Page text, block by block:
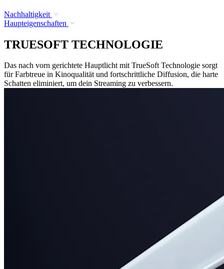
Nachhaltigkeit
Haupteigenschaften
TRUESOFT TECHNOLOGIE
Das nach vorn gerichtete Hauptlicht mit TrueSoft Technologie sorgt
für Farbtreue in Kinoqualität und fortschrittliche Diffusion, die harte
Schatten eliminiert, um dein Streaming zu verbessern.